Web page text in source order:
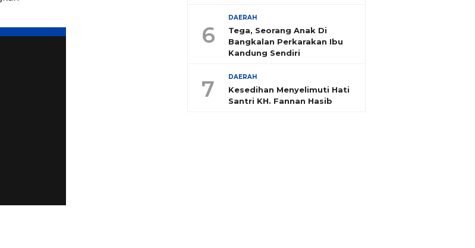
6
DAERAH
Tega, Seorang Anak Di
Bangkalan Perkarakan Ibu
Kandung Sendiri
7 DAERAH
Kesedihan Menyelimuti Hati
Santri KH. Fannan Hasib